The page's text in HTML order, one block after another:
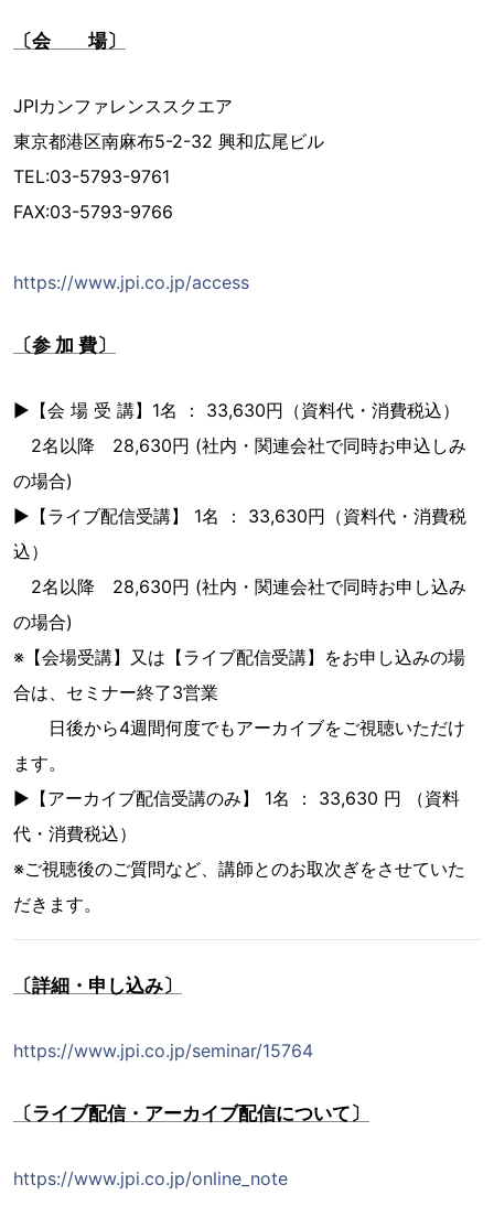
〔会 場〕
JPIカンファレンススクエア
東京都港区南麻布5-2-32 興和広尾ビル
TEL:03-5793-9761
FAX:03-5793-9766
https://www.jpi.co.jp/access
〔参 加 費〕
▶︎【会 場 受 講】1名 ： 33,630円（資料代・消費税込）
2名以降 28,630円 (社内・関連会社で同時お申込しみ
の場合)
▶︎【ライブ配信受講】 1名 ： 33,630円（資料代・消費税
込）
2名以降 28,630円 (社内・関連会社で同時お申し込み
の場合)
※【会場受講】又は【ライブ配信受講】をお申し込みの場
合は、セミナー終了3営業
日後から4週間何度でもアーカイブをご視聴いただけ
ます。
▶︎【アーカイブ配信受講のみ】 1名 ： 33,630 円 （資料
代・消費税込）
※ご視聴後のご質問など、講師とのお取次ぎをさせていた
だきます。
〔詳細・申し込み〕
https://www.jpi.co.jp/seminar/15764
〔ライブ配信・アーカイブ配信について〕
https://www.jpi.co.jp/online_note